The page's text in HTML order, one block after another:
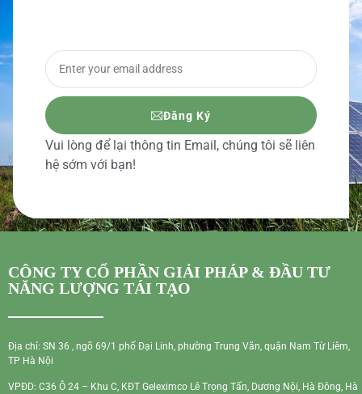
Đăng Ký
Vui lòng để lại thông tin Email, chúng tôi sẽ liên
hệ sớm với bạn!
CÔNG TY CỔ PHẦN GIẢI PHÁP & ĐẦU TƯ
NĂNG LƯỢNG TÁI TẠO
Địa chỉ: SN 36 , ngõ 69/1 phố Đại Linh, phường Trung Văn, quận Nam Từ Liêm,
TP Hà Nội
VPĐD: C36 Ô 24 – Khu C, KĐT Geleximco Lê Trọng Tấn, Dương Nội, Hà Đông, Hà